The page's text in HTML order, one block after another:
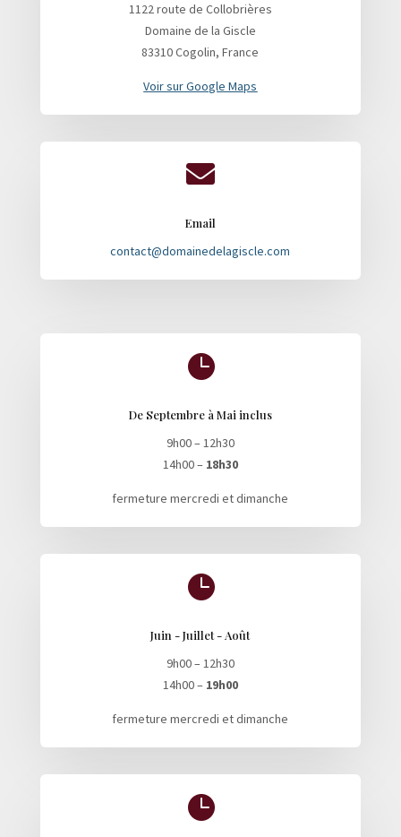
1122 route de Collobrières
Domaine de la Giscle
83310 Cogolin, France
Voir sur Google Maps

Email
contact@domainedelagiscle.com

De Septembre à Mai inclus
9h00 – 12h30
14h00 – 18h30
fermeture mercredi et dimanche

Juin - Juillet - Août
9h00 – 12h30
14h00 – 19h00
fermeture mercredi et dimanche
